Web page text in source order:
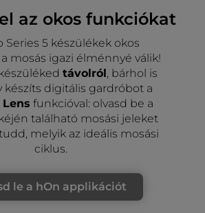
az okos funkciókat
Series 5 készülékek okos
mosás igazi élménnyé válik!
távolról , bárhol is
készíts digitális gardróbot a
funkcióval: olvasd be a
található mosási jeleket
melyik az ideális mosási
ciklus.
le a hOn applikációt